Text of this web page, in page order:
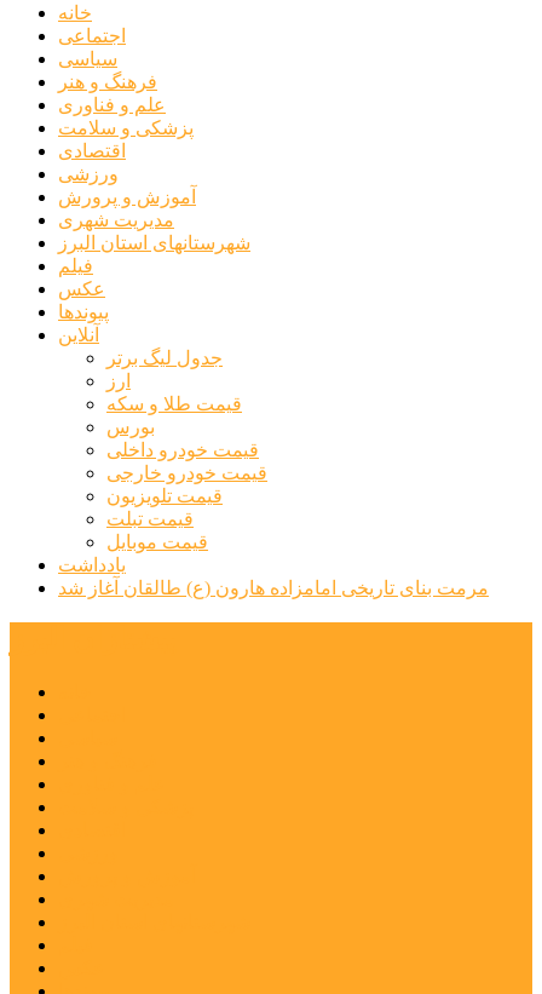
خانه
اجتماعی
سیاسی
فرهنگ و هنر
علم و فناوری
پزشکی و سلامت
اقتصادی
ورزشی
آموزش و پرورش
مدیریت شهری
شهرستانهای استان البرز
فیلم
عکس
پیوندها
آنلاین
جدول لیگ برتر
ارز
قیمت طلا و سکه
بورس
قیمت خودرو داخلی
قیمت خودرو خارجی
قیمت تلویزیون
قیمت تبلت
قیمت موبایل
یادداشت
مرمت بنای تاریخی امامزاده هارون (ع) طالقان آغاز شد